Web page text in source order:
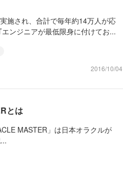
施され、合計で毎年約14万人が応
ンジニアが最低限身に付けてお...
2016/10/04
とは
MASTER」は日本オラクルが